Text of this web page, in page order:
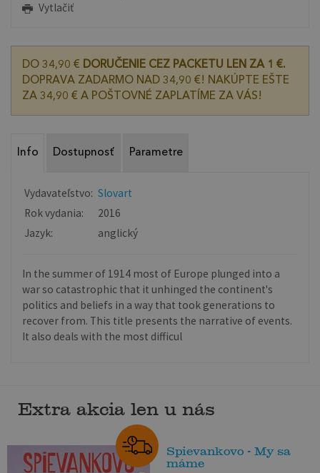
Vytlačiť
DO 34,90 € DORUČENIE CEZ PACKETU LEN ZA 1 €.
DOPRAVA ZADARMO NAD 34,90 €! NAKÚPTE EŠTE
ZA 34,90 € A POŠTOVNÉ ZAPLATÍME ZA VÁS!
Info Dostupnosť Parametre
Vydavateľstvo: Slovart
Rok vydania:
2016
Jazyk:
anglický
In the summer of 1914 most of Europe plunged into a
war so catastrophic that it unhinged the continent's
politics and beliefs in a way that took generations to
recover from. This title presents the narrative of events.
It also deals with the most difficul
Extra akcia len u nás
Spievankovo - My sa
máme